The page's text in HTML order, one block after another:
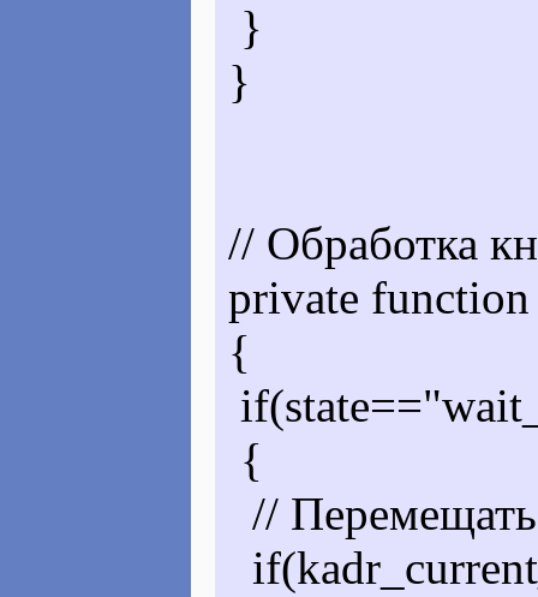
}
}
// Обработка
private
{
{
//